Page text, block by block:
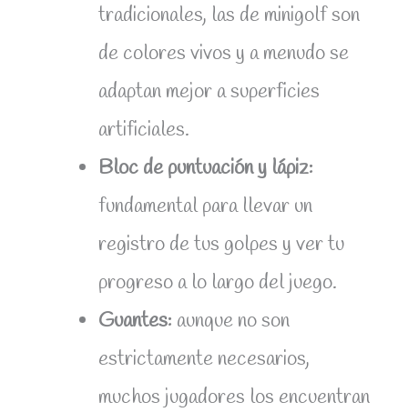
tradicionales, las de minigolf son
de colores vivos y a menudo se
adaptan mejor a superficies
artificiales.
Bloc de puntuación y lápiz:
fundamental para llevar un
registro de tus golpes y ver tu
progreso a lo largo del juego.
Guantes: aunque no son
estrictamente necesarios,
muchos jugadores los encuentran